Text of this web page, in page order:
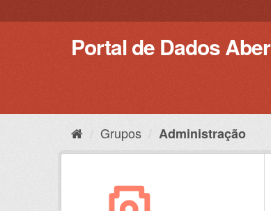
para
Portal de Dados
Grupos Administração